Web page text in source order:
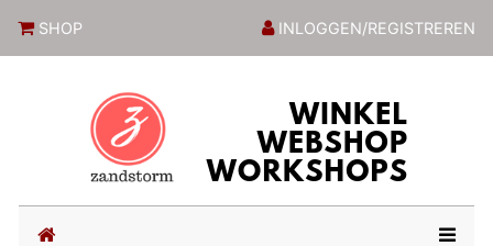
SHOP INLOGGEN/REGISTREREN
(current)